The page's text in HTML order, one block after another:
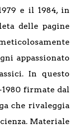
e il 1984, in
delle pagine
appassionato
In questo
firmate dal
che rivaleggia
Materiale